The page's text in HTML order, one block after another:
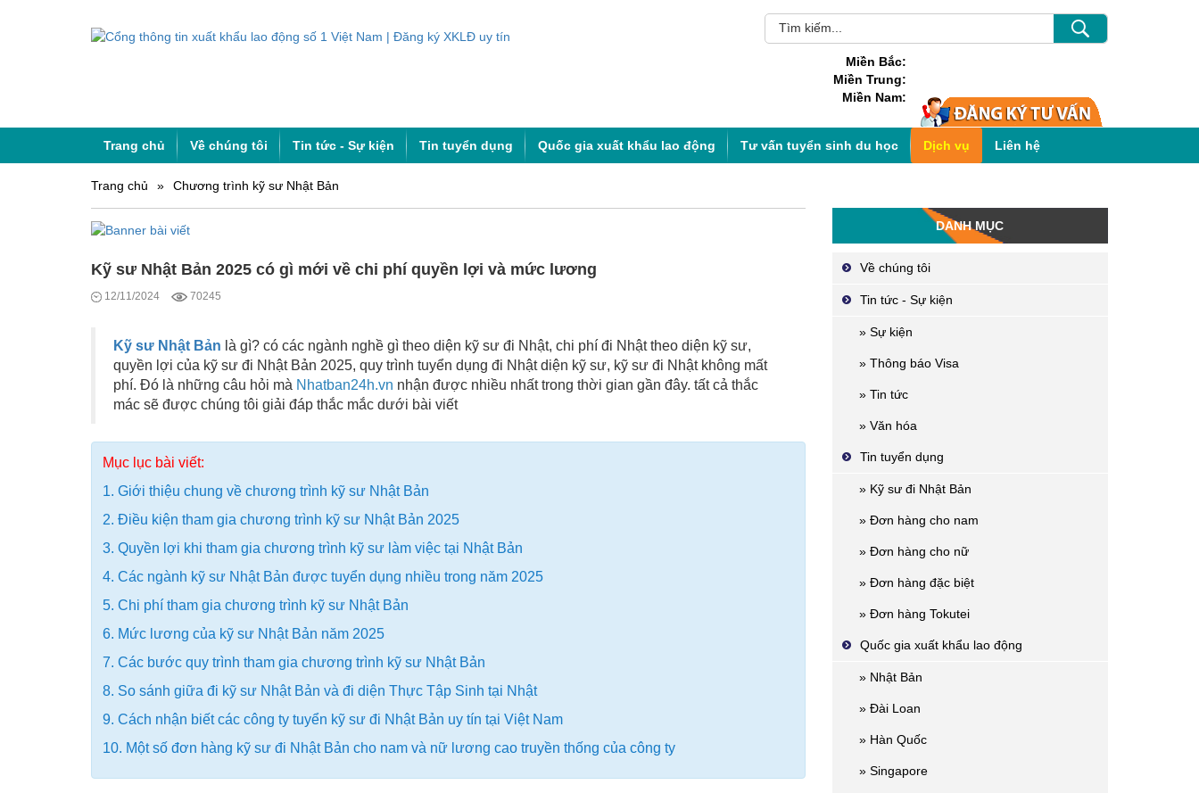
Miền Bắc:
Miền Trung:
Miền Nam:
Trang chủ Về chúng tôi Tin tức - Sự kiện Tin tuyển dụng Quốc gia xuất khẩu lao động Tư vấn tuyển sinh du học Dịch vụ Liên hệ
Trang chủ » Chương trình kỹ sư Nhật Bản
Kỹ sư Nhật Bản 2025 có gì mới về chi phí quyền lợi và mức lương
12/11/2024 70245
Kỹ sư Nhật Bản là gì? có các ngành nghề gì theo diện kỹ sư đi Nhật, chi phí đi Nhật theo diện kỹ sư,
quyền lợi của kỹ sư đi Nhật Bản 2025, quy trình tuyển dụng đi Nhật diện kỹ sư, kỹ sư đi Nhật không mất
phí. Đó là những câu hỏi mà Nhatban24h.vn nhận được nhiều nhất trong thời gian gần đây. tất cả thắc
mác sẽ được chúng tôi giải đáp thắc mắc dưới bài viết
Mục lục bài viết:
1. Giới thiệu chung về chương trình kỹ sư Nhật Bản
2. Điều kiện tham gia chương trình kỹ sư Nhật Bản 2025
3. Quyền lợi khi tham gia chương trình kỹ sư làm việc tại Nhật Bản
4. Các ngành kỹ sư Nhật Bản được tuyển dụng nhiều trong năm 2025
5. Chi phí tham gia chương trình kỹ sư Nhật Bản
6. Mức lương của kỹ sư Nhật Bản năm 2025
7. Các bước quy trình tham gia chương trình kỹ sư Nhật Bản
8. So sánh giữa đi kỹ sư Nhật Bản và đi diện Thực Tập Sinh tại Nhật
9. Cách nhận biết các công ty tuyển kỹ sư đi Nhật Bản uy tín tại Việt Nam
10. Một số đơn hàng kỹ sư đi Nhật Bản cho nam và nữ lương cao truyền thống của công ty
DANH MỤC
Về chúng tôi
Tin tức - Sự kiện
» Sự kiện
» Thông báo Visa
» Tin tức
» Văn hóa
Tin tuyển dụng
» Kỹ sư đi Nhật Bản
» Đơn hàng cho nam
» Đơn hàng cho nữ
» Đơn hàng đặc biệt
» Đơn hàng Tokutei
Quốc gia xuất khẩu lao động
» Nhật Bản
» Đài Loan
» Hàn Quốc
» Singapore